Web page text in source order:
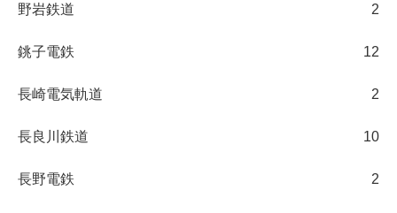
野岩鉄道 2
銚子電鉄 12
長崎電気軌道 2
長良川鉄道 10
長野電鉄 2